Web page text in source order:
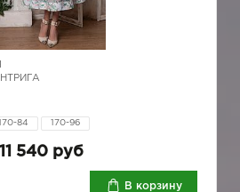
170-84 170-96
11 540 руб
В корзину